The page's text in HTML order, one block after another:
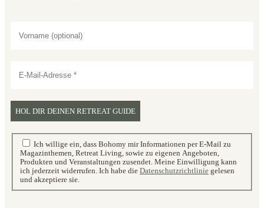
Ich willige ein, dass Bohomy mir Informationen per E-Mail zu
Magazinthemen, Retreat Living, sowie zu eigenen Angeboten,
Produkten und Veranstaltungen zusendet. Meine Einwilligung kann
ich jederzeit widerrufen. Ich habe die Datenschutzrichtlinie gelesen
und akzeptiere sie.